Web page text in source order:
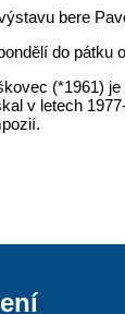
bere
do pátku
(*1961)
v letech